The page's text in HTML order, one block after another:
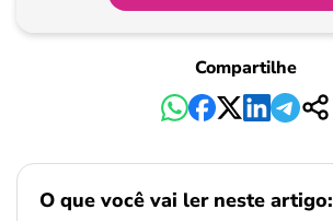
Compartilhe
O que você vai ler neste artigo: